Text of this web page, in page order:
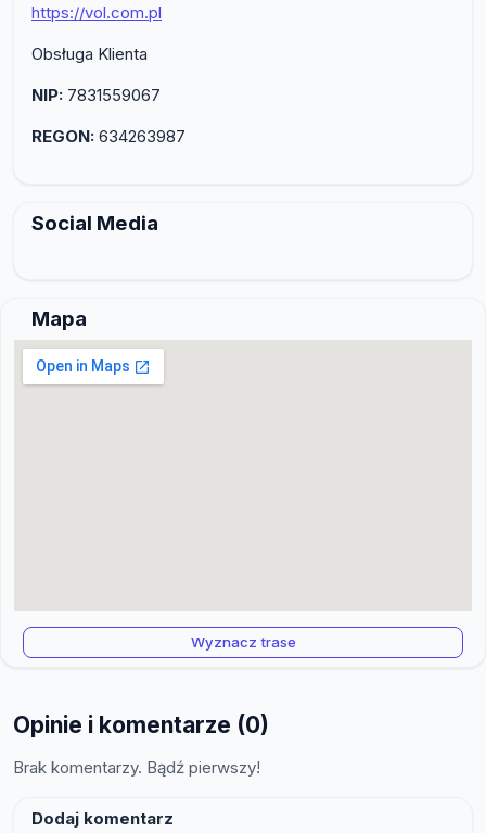
https://vol.com.pl
Obsługa Klienta
NIP: 7831559067
REGON: 634263987
Social Media
Mapa
Wyznacz trase
Opinie i komentarze (0)
Brak komentarzy. Bądź pierwszy!
Dodaj komentarz